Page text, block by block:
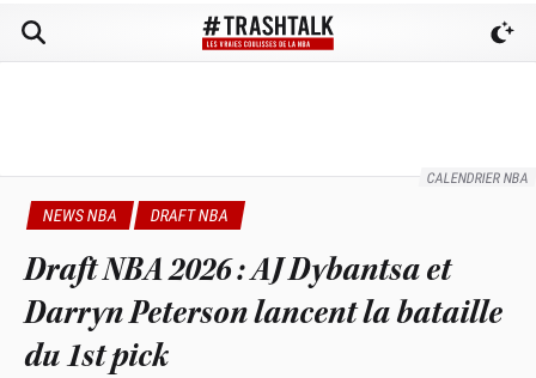
CALENDRIER NBA
NEWS NBA DRAFT NBA
Draft NBA 2026 : AJ Dybantsa et
Darryn Peterson lancent la bataille
du 1st pick